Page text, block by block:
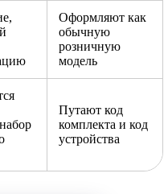
Оформляют как
обычную
розничную
модель
Путают код
комплекта и код
устройства